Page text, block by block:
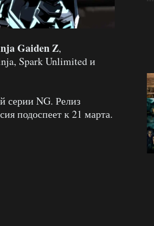
Gaiden Z,
Spark Unlimited и
серии NG. Релиз
подоспеет к 21 марта.